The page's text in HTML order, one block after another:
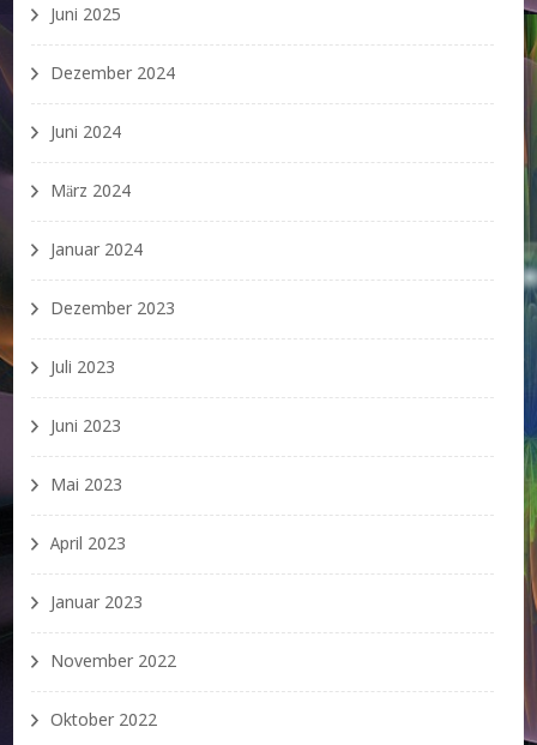
Juni 2025
Dezember 2024
Juni 2024
März 2024
Januar 2024
Dezember 2023
Juli 2023
Juni 2023
Mai 2023
April 2023
Januar 2023
November 2022
Oktober 2022